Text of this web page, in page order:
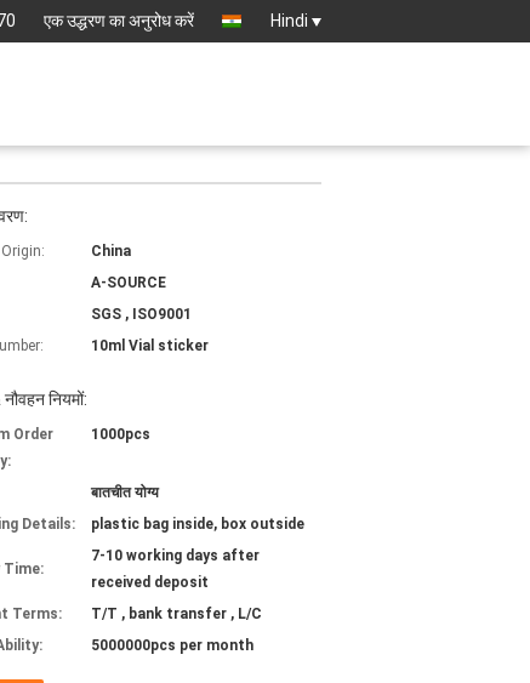
एक उद्धरण का अनुरोध करें Hindi
China
A-SOURCE
SGS , ISO9001
10ml Vial sticker
नियमों:
Order
1000pcs
बातचीत योग्य
Details:
plastic bag inside, box outside
Time:
7-10 working days after
received deposit
Terms:
T/T , bank transfer , L/C
5000000pcs per month